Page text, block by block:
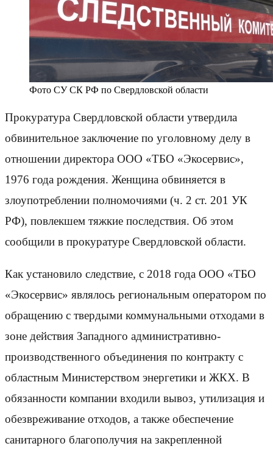
Фото СУ СК РФ по Свердловской области
Прокуратура Свердловской области утвердила
обвинительное заключение по уголовному делу в
отношении директора ООО «ТБО «Экосервис»,
1976 года рождения. Женщина обвиняется в
злоупотреблении полномочиями (ч. 2 ст. 201 УК
РФ), повлекшем тяжкие последствия. Об этом
сообщили в прокуратуре Свердловской области.
Как установило следствие, с 2018 года ООО «ТБО
«Экосервис» являлось региональным оператором по
обращению с твердыми коммунальными отходами в
зоне действия Западного административно-
производственного объединения по контракту с
областным Министерством энергетики и ЖКХ. В
обязанности компании входили вывоз, утилизация и
обезвреживание отходов, а также обеспечение
санитарного благополучия на закрепленной